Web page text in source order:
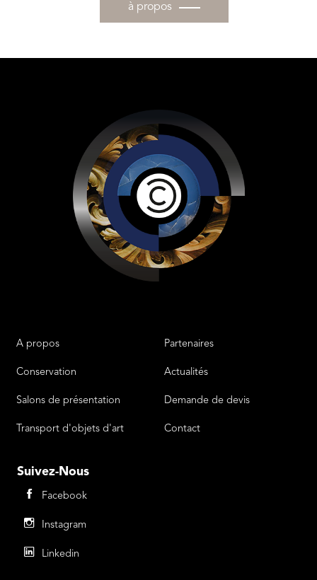
à propos
A propos
Conservation
Salons de présentation
Transport d'objets d'art
Partenaires
Actualités
Demande de devis
Contact
Suivez-Nous
Facebook
Instagram
Linkedin